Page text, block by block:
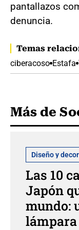
pantallazos
denuncia.
Temas
ciberacoso Estafa
Más de
Diseño y
Las 10
Japón
mundo:
lámpara